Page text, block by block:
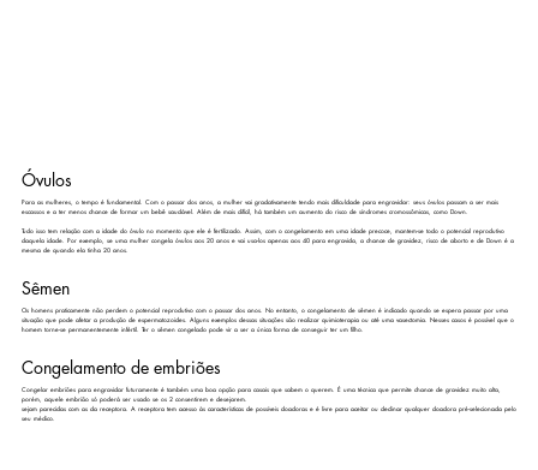
Óvulos
Para as mulheres, o tempo é fundamental. Com o passar dos anos, a mulher vai gradativamente tendo mais dificuldade para engravidar: seus óvulos passam a ser mais
escassos e a ter menos chance de formar um bebê saudável. Além de mais difícil, há também um aumento do risco de síndromes cromossômicas, como Down.
Tudo isso tem relação com a idade do óvulo no momento que ele é fertilizado. Assim, com o congelamento em uma idade precoce, mantem-se todo o potencial reprodutivo
daquela idade. Por exemplo, se uma mulher congela óvulos aos 20 anos e vai usa-los apenas aos 40 para engravida, a chance de gravidez, risco de aborto e de Down é a
mesma de quando ela tinha 20 anos.
Sêmen
Os homens praticamente não perdem o potencial reprodutivo com o passar dos anos. No entanto, o congelamento de sêmen é indicado quando se espera passar por uma
situação que pode afetar a produção de espermatozoides. Alguns exemplos dessas situações são realizar quimioterapia ou até uma vasectomia. Nesses casos é possível que o
homem torne-se permanentemente infértil. Ter o sêmen congelado pode vir a ser a única forma de conseguir ter um filho.
Congelamento de embriões
Congelar embriõespara engravidar futuramente é também uma boa opção para casais que sabem o querem. É uma técnica que permite chance de gravidez muito alta,
porém, aquele embrião só poderá ser usado se os 2 consentirem e desejarem.
sejam parecidas com as da receptora. A receptora tem acesso às características de possíveis doadoras e é livre para aceitar ou declinar qualquer doadora pré-selecionada pelo
seu médico.